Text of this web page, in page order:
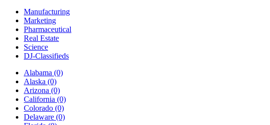
Manufacturing
Marketing
Pharmaceutical
Real Estate
Science
DJ-Classifieds
Alabama (0)
Alaska (0)
Arizona (0)
California (0)
Colorado (0)
Delaware (0)